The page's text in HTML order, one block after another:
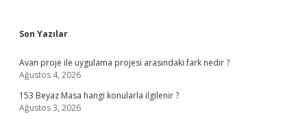
Sidebar
Son Yazılar
Avan proje ile uygulama projesi arasındaki fark nedir ?
Ağustos 4, 2026
153 Beyaz Masa hangi konularla ilgilenir ?
Ağustos 3, 2026